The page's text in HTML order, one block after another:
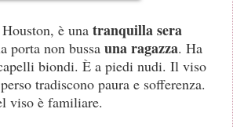
è una tranquilla sera
porta non bussa una ragazza. Ha
biondi. È a piedi nudi. Il viso
tradiscono paura e sofferenza.
viso è familiare.